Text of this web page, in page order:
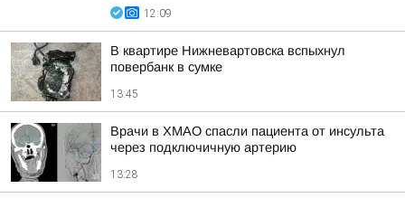
12:09
В квартире Нижневартовска вспыхнул
повербанк в сумке
13:45
Врачи в ХМАО спасли пациента от инсульта
через подключичную артерию
13:28